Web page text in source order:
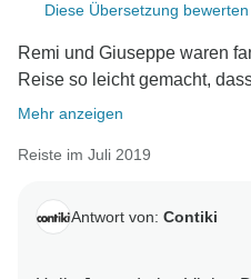
Diese Übersetzung bewerten
Remi und Giuseppe waren
Reise so leicht gemacht,
Mehr anzeigen
Reiste im Juli 2019
Antwort von: Contiki